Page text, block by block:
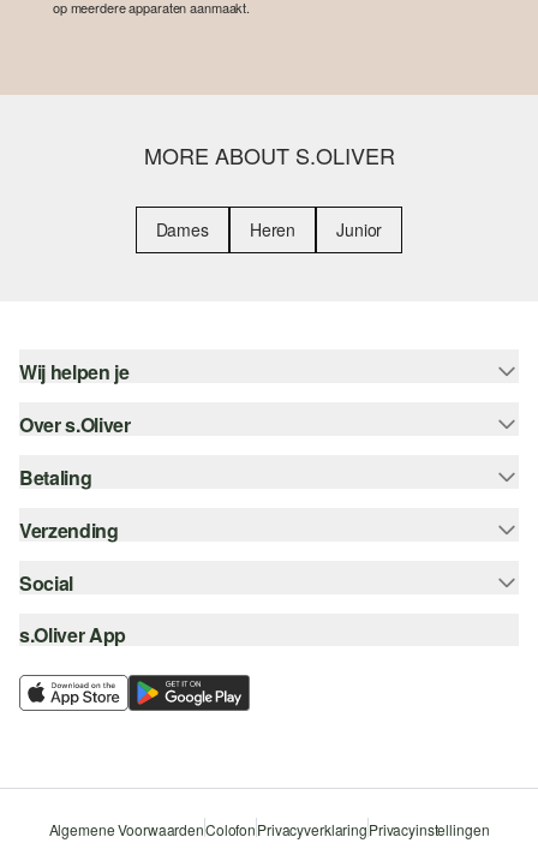
op meerdere apparaten aanmaakt.
MORE ABOUT S.OLIVER
Dames Heren Junior
Wij helpen je
Help - FAQ
Top categorieën
Over s.Oliver
Nieuwsbrief
Verlanglijstje
Duurzaamheid
Betaling
Koop op rekening
Klarna
Verzending
Track & Trace
Post NL
Social
instagram
facebook
s.Oliver App
Algemene VoorwaardenColofonPrivacyverklaringPrivacyinstellingen